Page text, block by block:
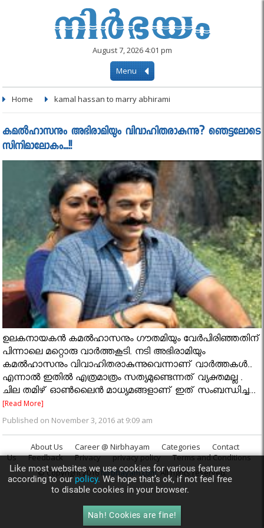
August 7, 2026 4:01 pm
Menu
Home kamal hassan to marry abhirami
കമല്‍ഹാസനും അഭിരാമിയും വിവാഹിതരാകുന്നു? ഞെട്ടലോടെ
സിനിമാലോകം...!!
ഉലകനായകന്‍ കമല്‍ഹാസനും ഗൗതമിയും വേര്‍പിരിഞ്ഞതിന്
പിന്നാലെ മറ്റൊരു വാര്‍ത്തകൂടി. നടി അഭിരാമിയും
കമല്‍ഹാസനും വിവാഹിതരാകുന്നുവെന്നാണ് വാര്‍ത്തകള്‍..
എന്നാല്‍ ഇതില്‍ എത്രമാത്രം സത്യമുണ്ടെന്നത് വ്യക്തമല്ല .
ചില തമിഴ് ഓണ്‍ലൈന്‍ മാധ്യമങ്ങളാണ് ഇത് സംബന്ധിച്ച...
[Read More]
Published on November 3, 2016 at 9:09 am
About Us Career @ Nirbhayam Categories
Contact
Us
Feedback Privacy privacy policy
Terms and Conditions
© Copyright 2016Nirbhayam.com. All rights reserved.
Like most websites we use cookies for various features
according to ourpolicy.We hope that’s ok, if not feel free
to disable cookies in your browser.
Nah! Cookies are fine!